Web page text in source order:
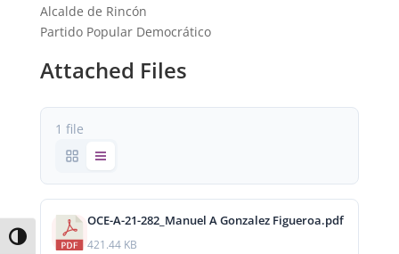
Toggle High Contrast
Alcalde de Rincón
Partido Popular Democrático
Attached Files
1 file
OCE-A-21-282_Manuel A Gonzalez Figueroa.pdf
421.44 KB